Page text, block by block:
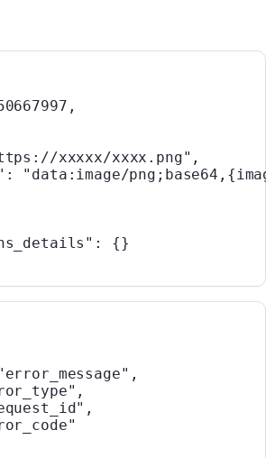
,
xxxxx/xxxx.png" ,
: "data:image/
: {}
,
,
,